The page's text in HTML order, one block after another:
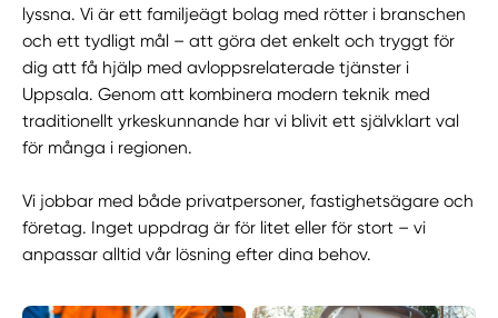
lyssna. Vi är ett familjeägt bolag med rötter i branschen
och ett tydligt mål – att göra det enkelt och tryggt för
dig att få hjälp med avloppsrelaterade tjänster i
Uppsala. Genom att kombinera modern teknik med
traditionellt yrkeskunnande har vi blivit ett självklart val
för många i regionen.
Vi jobbar med både privatpersoner, fastighetsägare och
företag. Inget uppdrag är för litet eller för stort – vi
anpassar alltid vår lösning efter dina behov.